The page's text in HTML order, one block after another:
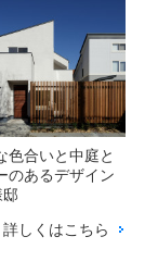
色合いと中庭と
のあるデザイン
詳しくはこちら